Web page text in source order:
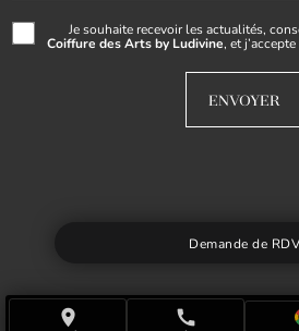
place call
Demande de RDV
Je souhaite recevoir les actualités,
Coiffure des Arts by Ludivine, et